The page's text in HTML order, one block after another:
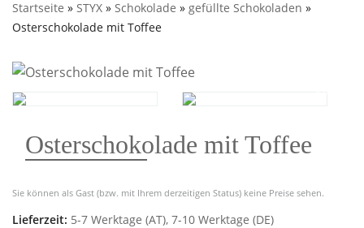
Startseite » STYX » Schokolade » gefüllte Schokoladen »
Osterschokolade mit Toffee
Osterschokolade mit Toffee
Sie können als Gast (bzw. mit Ihrem derzeitigen Status) keine Preise sehen.
Lieferzeit: 5-7 Werktage (AT), 7-10 Werktage (DE)